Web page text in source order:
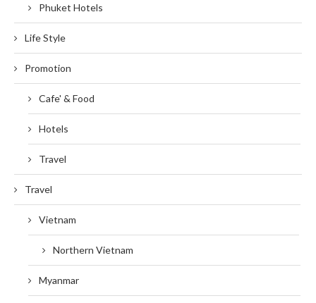
Phuket Hotels
Life Style
Promotion
Cafe' & Food
Hotels
Travel
Travel
Vietnam
Northern Vietnam
Myanmar